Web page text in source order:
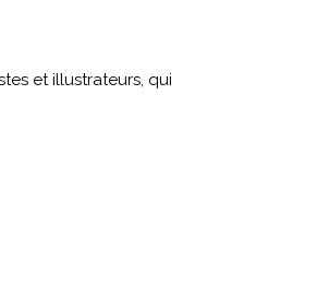
et illustrateurs, qui